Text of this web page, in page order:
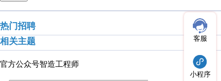
热门招聘
相关主题
官方公众号智造工程师
客服
小程序